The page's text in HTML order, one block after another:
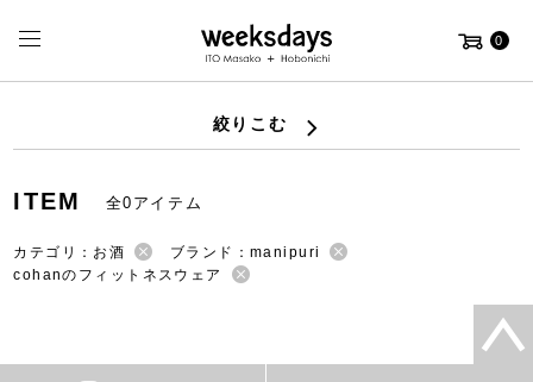
0
絞りこむ
ITEM 全0アイテム
カテゴリ：お酒
ブランド：manipuri
cohanのフィットネスウェア